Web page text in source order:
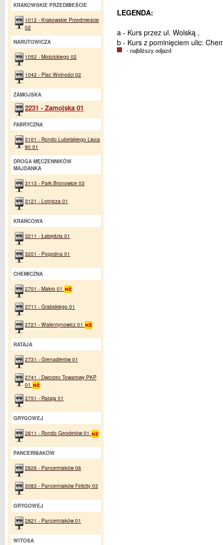
LEGENDA:
a - Kurs przez ul. Wolską ,
b - Kurs z pominięciem ulic:
- najbliższy odjazd
KRAKOWSKIE PRZEDMIEŚCIE
1012 - Krakowskie Przedmieście
02
NARUTOWICZA
1052 - Mościckiego 02
1042 - Plac Wolności 02
ZAMOJSKA
2231 - Zamojska 01
FABRYCZNA
3101 - Rondo Lubelskiego Lipca
80 01
DROGA MĘCZENNIKÓW
MAJDANKA
3113 - Park Bronowice 03
3121 - Lotnicza 01
KRAŃCOWA
3211 - Łabędzia 01
3201 - Pogodna 01
CHEMICZNA
2701 - Makro 01
2711 - Grabskiego 01
2721 - Walentynowicz 01
RATAJA
2731 - Grenadierów 01
2741 - Dworzec Towarowy PKP
01
2751 - Rataja 01
GRYGOWEJ
2811 - Rondo Geodetów 01
PANCERNIAKÓW
2826 - Pancerniaków 06
3083 - Pancerniaków Felicity 03
GRYGOWEJ
2821 - Pancerniaków 01
WITOSA